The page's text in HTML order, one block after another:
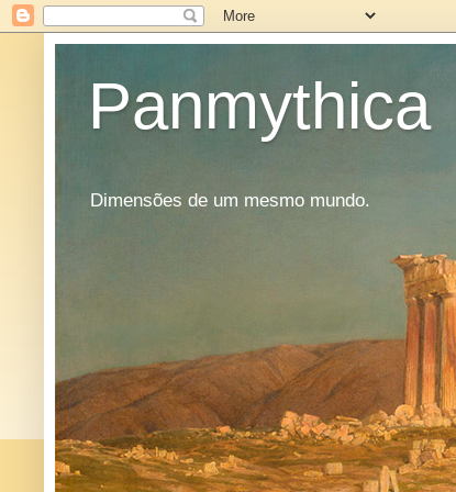
Panmythica
Dimensões de um mesmo mundo.